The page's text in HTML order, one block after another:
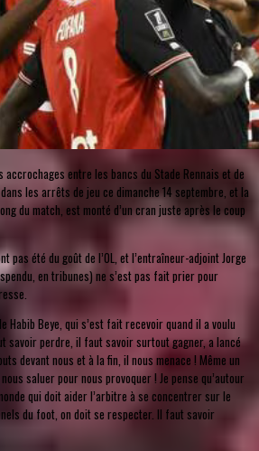
accrochages entre les bancs du Stade Rennais et de
les arrêts de jeu ce dimanche 14 septembre, et la
du match, est monté d’un cran juste après le coup
pas été du goût de l’OL, et l’entraîneur-adjoint Jorge
en tribunes) ne s’est pas fait prier pour
Habib Beye, qui s’est fait recevoir quand il a voulu
savoir perdre, il faut savoir surtout gagner, a lancé
devant nous et à la fin, il nous menace ! Même un
saluer pour nous provoquer ! Je pense qu’autour
qui doit aider l’arbitre à se concentrer sur le
du foot, on doit se respecter. Il faut savoir